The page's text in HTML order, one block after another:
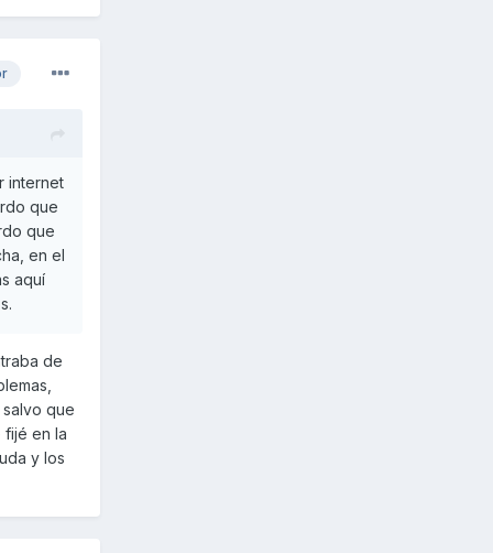
internet
que
que
en el
aquí
de
que
fijé en la
y los